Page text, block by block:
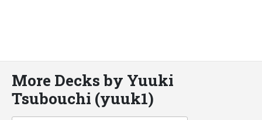
More Decks by Yuuki
Tsubouchi (yuuk1)